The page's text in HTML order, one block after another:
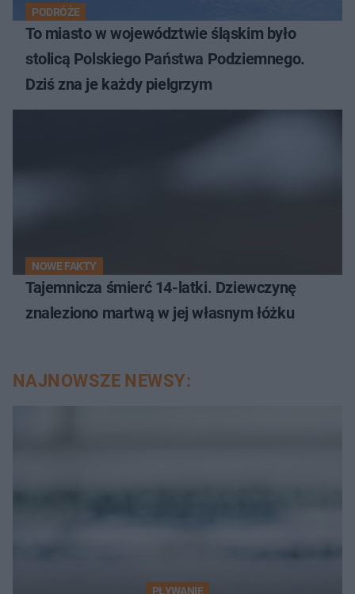
PODRÓŻE
To miasto w województwie śląskim było
stolicą Polskiego Państwa Podziemnego.
Dziś zna je każdy pielgrzym
NOWE FAKTY
Tajemnicza śmierć 14-latki. Dziewczynę
znaleziono martwą w jej własnym łóżku
NAJNOWSZE NEWSY:
PŁYWANIE